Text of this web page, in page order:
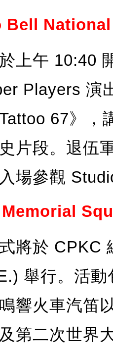
Bell
上午 10:40
Players 演
67》，
片段。退伍
場參觀
將於 CPKC
舉行。活
響火車汽笛
第二次世界